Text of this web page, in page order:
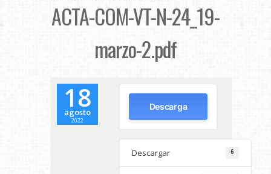
ACTA-COM-VT-N-24_19-
marzo-2.pdf
18
agosto
2022
Descarga
Descargar 6